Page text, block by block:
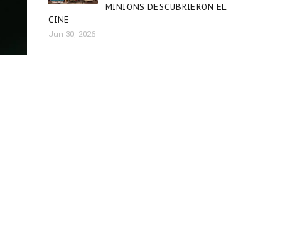
MINIONS DESCUBRIERON EL
CINE
Jun 30, 2026